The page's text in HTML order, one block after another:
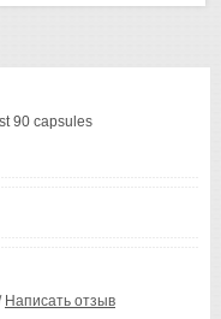
90 capsules
Написать отзыв